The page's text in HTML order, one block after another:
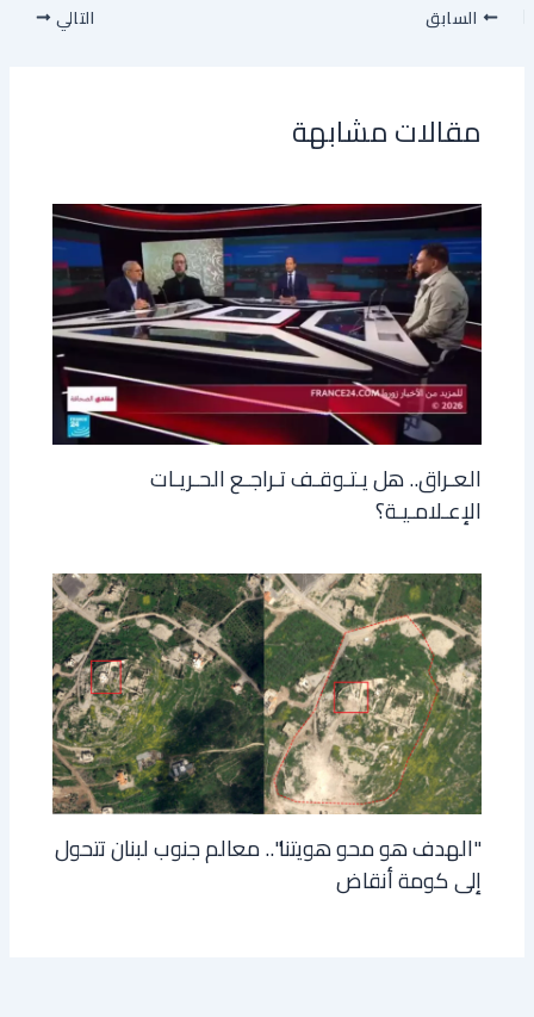
السابق التالي
مقالات مشابهة
العـراق.. هل يـتـوقـف تـراجـع الحـريـات
الإعـلامـيـة؟
"الهدف هو محو هويتنا".. معالم جنوب لبنان تتحول
إلى كومة أنقاض